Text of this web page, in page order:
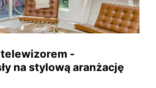
telewizorem -
na stylową aranżację